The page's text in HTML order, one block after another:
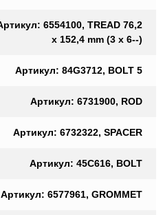
6554100, TREAD 76,2
x 152,4 mm (3 x 6--)
Артикул: 84G3712, BOLT 5
Артикул: 6731900, ROD
Артикул: 6732322, SPACER
Артикул: 45C616, BOLT
Артикул: 6577961, GROMMET